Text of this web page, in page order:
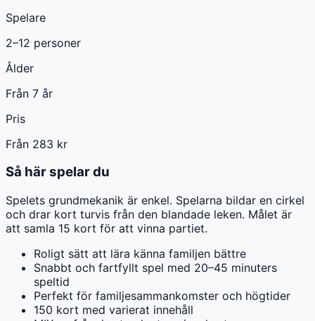
Spelare
2–12 personer
Ålder
Från 7 år
Pris
Från 283 kr
Så här spelar du
Spelets grundmekanik är enkel. Spelarna bildar en cirkel
och drar kort turvis från den blandade leken. Målet är
att samla 15 kort för att vinna partiet.
Roligt sätt att lära känna familjen bättre
Snabbt och fartfyllt spel med 20–45 minuters
speltid
Perfekt för familjesammankomster och högtider
150 kort med varierat innehåll